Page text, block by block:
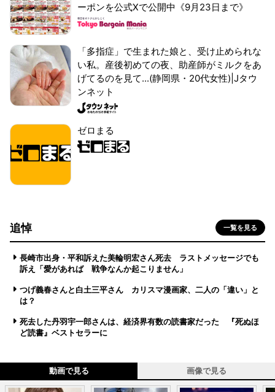
ーポンを公式Xで公開中《9月23日まで》
「多指症」で生まれた娘と、受け止められな
い私。産後初めての夜、助産師がミルクをあ
げてるのを見て...(静岡県・20代女性)|Jタウ
ンネット
ゼロまる
追悼 一覧を見る
長崎市出身・平和訴えた美輪明宏さん死去 ラストメッセージでも
訴え「愛があれば 戦争なんか起こりません」
つげ義春さんと白土三平さん カリスマ漫画家、二人の「違い」と
は？
死去した丹羽宇一郎さんは、経済界有数の読書家だった 『死ぬほ
ど読書』ベストセラーに
動画で見る 画像で見る